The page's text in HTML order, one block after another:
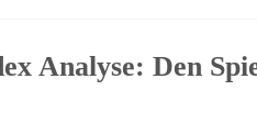
Analyse: Den